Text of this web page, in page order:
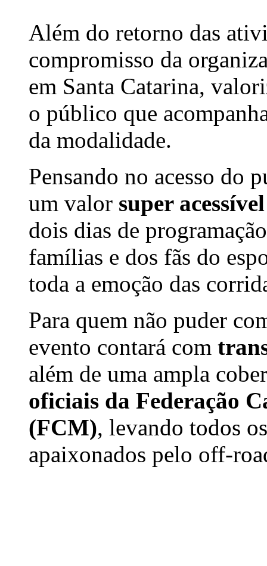
Além do retorno das
compromisso da
em Santa Catarina,
o público que
da modalidade.
Pensando no acesso do
um valor super
dois dias de
famílias e dos fãs do
toda a emoção das
Para quem não puder
evento contará com
além de uma ampla
oficiais da Federação
(FCM), levando todos
apaixonados pelo off-